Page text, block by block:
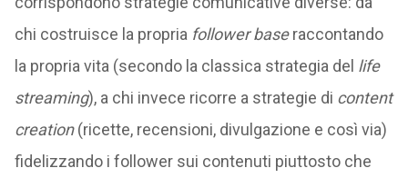
chi costruisce la propria follower baseraccontando
la propria vita (secondo la classica strategia del life
streaming), a chi invece ricorre a strategie di content
creation(ricette, recensioni, divulgazione e così via)
fidelizzando i follower sui contenuti piuttosto che